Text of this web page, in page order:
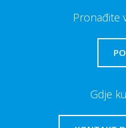
Pronađite
Gdje